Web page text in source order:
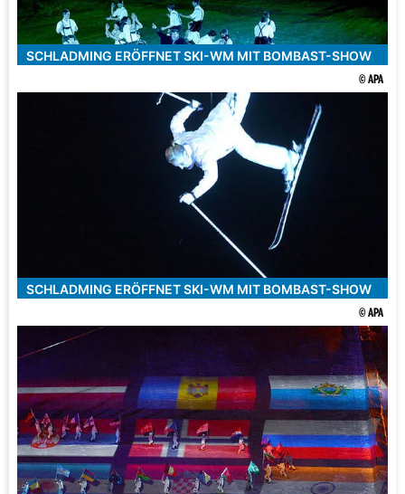
SCHLADMING ERÖFFNET SKI-WM MIT BOMBAST-SHOW
© APA
SCHLADMING ERÖFFNET SKI-WM MIT BOMBAST-SHOW
© APA